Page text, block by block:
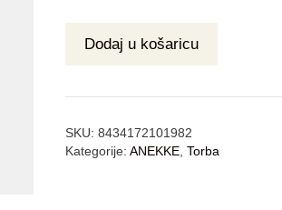
Dodaj u košaricu
SKU:8434172101982
Kategorije:ANEKKE ,Torba